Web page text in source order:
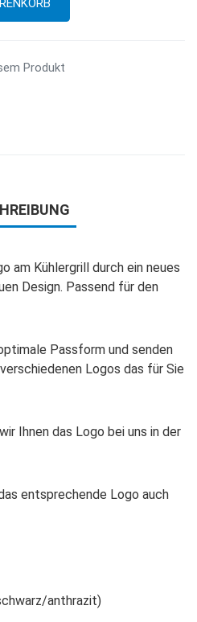
Produkt
am Kühlergrill durch ein neues
Design. Passend für den
Passform und senden
Logos das für Sie
Ihnen das Logo bei uns in der
entsprechende Logo auch
anthrazit)